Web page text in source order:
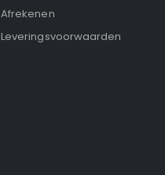
Afrekenen
Leveringsvoorwaarden